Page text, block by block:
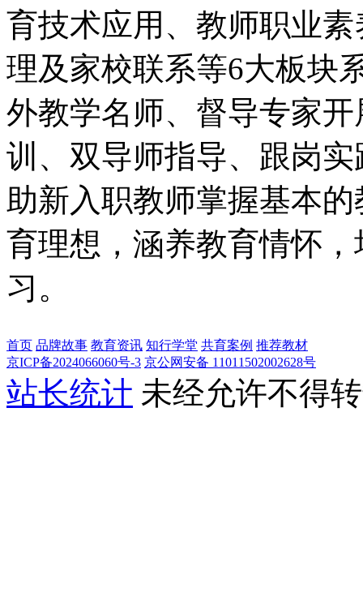
育技术应用、教师职业
理及家校联系等6大板块
外教学名师、督导专家
训、双导师指导、跟岗
助新入职教师掌握基本
育理想，涵养教育情怀
习。
首页 品牌故事 教育资讯 知行学堂 共育案例 推荐教材
京ICP备2024066060号-3 京公网安备 11011502002628号
站长统计 未经允许不得